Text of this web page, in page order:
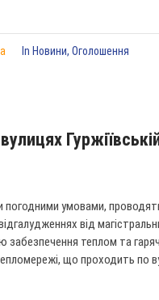
In Новини,Оголошення
умовами, проводять
від
забезпечення теплом та
що проходить по